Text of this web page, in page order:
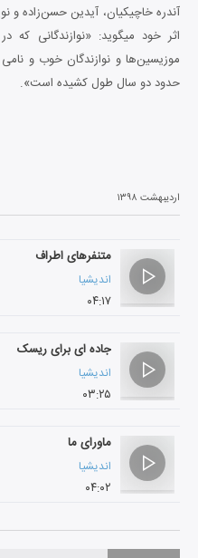
آندره خاچیکیان، آیدین حسن‌زاده و
اثر خود میگوید: «نوازندگانی که
موزیسین‌ها و نوازندگان خوب و
حدود دو سال طول کشیده است».
اردیبهشت ۱۳۹۸
متنفرهای اطراف
اندیشیا
۰۴:۱۷
جاده ای برای ریسک
اندیشیا
۰۳:۲۵
ماورای ما
اندیشیا
۰۴:۰۲